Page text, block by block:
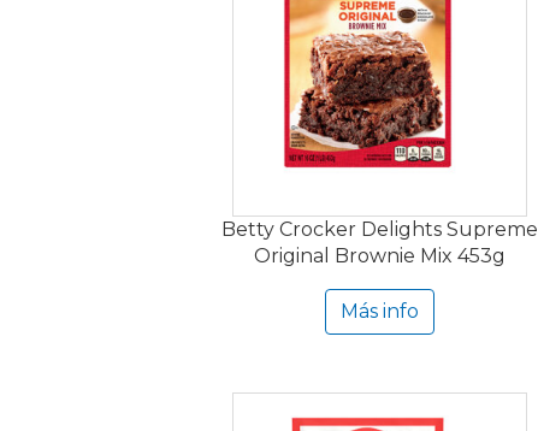
Betty Crocker Delights Supreme
Original Brownie Mix 453g
Más info